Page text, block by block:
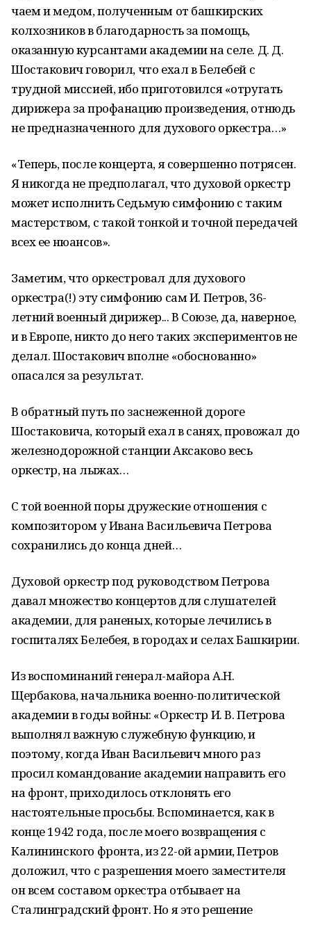
чаем и медом, полученным от башкирских
колхозников в благодарность за помощь,
оказанную курсантами академии на селе. Д. Д.
Шостакович говорил, что ехал в Белебей с
трудной миссией, ибо приготовился «отругать
дирижера за профанацию произведения, отнюдь
не предназначенного для духового оркестра…»
«Теперь, после концерта, я совершенно потрясен.
Я никогда не предполагал, что духовой оркестр
может исполнить Седьмую симфонию с таким
мастерством, с такой тонкой и точной передачей
всех ее нюансов».
Заметим, что оркестровал для духового
оркестра(!) эту симфонию сам И. Петров, 36-
летний военный дирижер... В Союзе, да, наверное,
и в Европе, никто до него таких экспериментов не
делал. Шостакович вполне «обоснованно»
опасался за результат.
В обратный путь по заснеженной дороге
Шостаковича, который ехал в санях, провожал до
железнодорожной станции Аксаково весь
оркестр, на лыжах…
С той военной поры дружеские отношения с
композитором у Ивана Васильевича Петрова
сохранились до конца дней…
Духовой оркестр под руководством Петрова
давал множество концертов для слушателей
академии, для раненых, которые лечились в
госпиталях Белебея, в городах и селах Башкирии.
Из воспоминаний генерал-майора А.Н.
Щербакова, начальника военно-политической
академии в годы войны: «Оркестр И. В. Петрова
выполнял важную служебную функцию, и
поэтому, когда Иван Васильевич много раз
просил командование академии направить его
на фронт, приходилось отклонять его
настоятельные просьбы. Вспоминается, как в
конце 1942 года, после моего возвращения с
Калининского фронта, из 22-ой армии, Петров
доложил, что с разрешения моего заместителя
он всем составом оркестра отбывает на
Сталинградский фронт. Но я это решение